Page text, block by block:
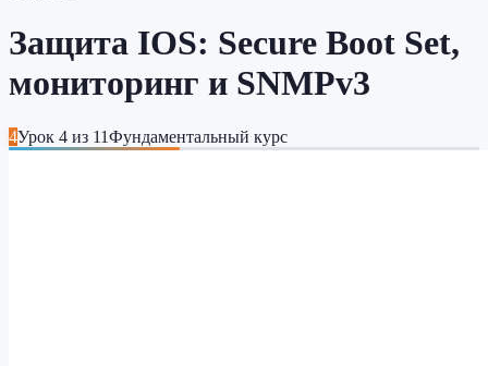
Защита IOS: Secure Boot Set,
мониторинг и SNMPv3
4Урок 4 из 11Фундаментальный курс